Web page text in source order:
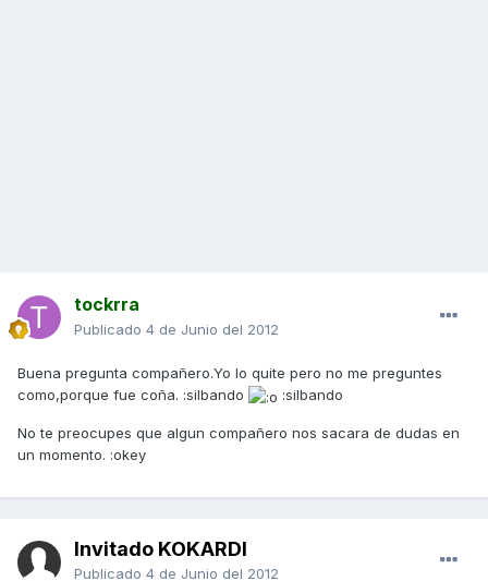
tockrra
Publicado 4 de Junio del 2012
Buena pregunta compañero.Yo lo quite pero no me preguntes
como,porque fue coña. :silbando
:silbando
No te preocupes que algun compañero nos sacara de dudas en
un momento. :okey
Invitado KOKARDI
Publicado 4 de Junio del 2012